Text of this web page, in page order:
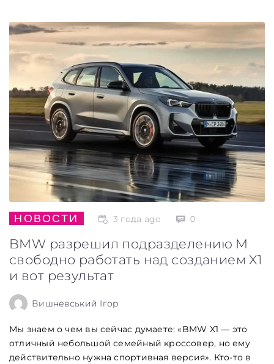
НОВОСТИ 3 года ago 0
BMW разрешил подразделению M
свободно работать над созданием X1
и вот результат
Вишневський Ігор
Мы знаем о чем вы сейчас думаете: «BMW X1 — это
отличный небольшой семейный кроссовер, но ему
действительно нужна спортивная версия». Кто-то в